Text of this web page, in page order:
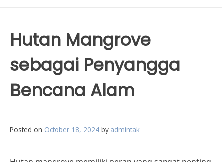
Hutan Mangrove
sebagai Penyangga
Bencana Alam
Posted on October 18, 2024 by admintak